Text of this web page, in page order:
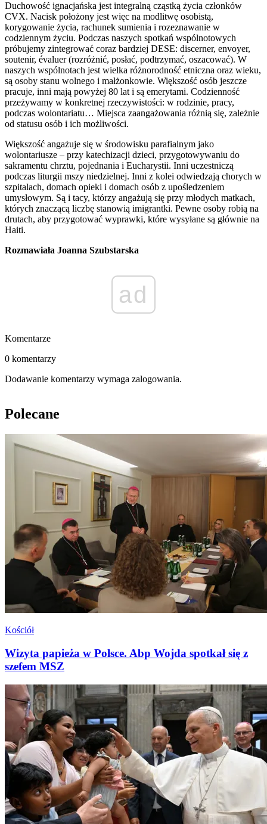
Duchowość ignacjańska jest integralną cząstką życia członków
CVX. Nacisk położony jest więc na modlitwę osobistą,
korygowanie życia, rachunek sumienia i rozeznawanie w
codziennym życiu. Podczas naszych spotkań wspólnotowych
próbujemy zintegrować coraz bardziej DESE: discerner, envoyer,
soutenir, évaluer (rozróżnić, posłać, podtrzymać, oszacować). W
naszych wspólnotach jest wielka różnorodność etniczna oraz wieku,
są osoby stanu wolnego i małżonkowie. Większość osób jeszcze
pracuje, inni mają powyżej 80 lat i są emerytami. Codzienność
przeżywamy w konkretnej rzeczywistości: w rodzinie, pracy,
podczas wolontariatu… Miejsca zaangażowania różnią się, zależnie
od statusu osób i ich możliwości.
Większość angażuje się w środowisku parafialnym jako
wolontariusze – przy katechizacji dzieci, przygotowywaniu do
sakramentu chrztu, pojednania i Eucharystii. Inni uczestniczą
podczas liturgii mszy niedzielnej. Inni z kolei odwiedzają chorych w
szpitalach, domach opieki i domach osób z upośledzeniem
umysłowym. Są i tacy, którzy angażują się przy młodych matkach,
których znaczącą liczbę stanowią imigrantki. Pewne osoby robią na
drutach, aby przygotować wyprawki, które wysyłane są głównie na
Haiti.
Rozmawiała Joanna Szubstarska
ad
Komentarze
0 komentarzy
Dodawanie komentarzy wymaga zalogowania.
Polecane
Kościół
Wizyta papieża w Polsce. Abp Wojda spotkał się z
szefem MSZ